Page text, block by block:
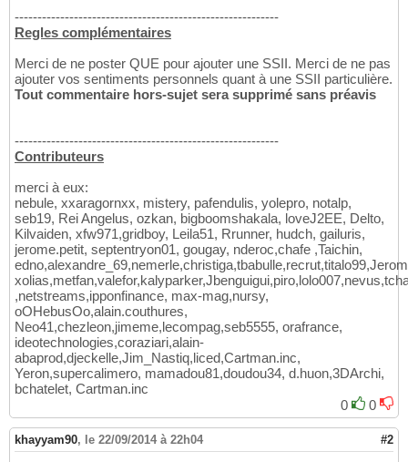
----------------------------------------------------------
Regles complémentaires
Merci de ne poster QUE pour ajouter une SSII. Merci de ne pas
ajouter vos sentiments personnels quant à une SSII particulière.
Tout commentaire hors-sujet sera supprimé sans préavis
----------------------------------------------------------
Contributeurs
merci à eux:
nebule, xxaragornxx, mistery, pafendulis, yolepro, notalp,
seb19, Rei Angelus, ozkan, bigboomshakala, loveJ2EE, Delto,
Kilvaiden, xfw971,gridboy, Leila51, Rrunner, hudch, gailuris,
jerome.petit, septentryon01, gougay, nderoc,chafe ,Taichin,
,netstreams,ipponfinance, max-mag,nursy,
oOHebusOo,alain.couthures,
Neo41,chezleon,jimeme,lecompag,seb5555, orafrance,
ideotechnologies,coraziari,alain-
abaprod,djeckelle,Jim_Nastiq,liced,Cartman.inc,
Yeron,supercalimero, mamadou81,doudou34, d.huon,3DArchi,
bchatelet, Cartman.inc
0
0
khayyam90, le 22/09/2014 à 22h04 #2